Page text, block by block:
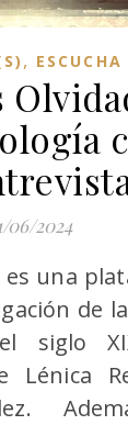
, ESCUCHA
06/2024
de
siglo
Lénica